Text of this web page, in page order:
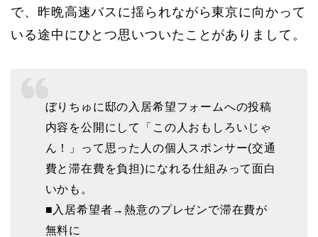
で、昨晩高速バスに揺られながら東京に向かって
いる途中にひとつ思いついたことがありまして。
ぼりちゅに邸の入居希望フォームへの投稿
内容を公開にして「この人おもしろいじゃ
ん！」って思った人の個人スポンサー(交通
費と滞在費を負担)になれる仕組みって面白
いかも。
■入居希望者→熱意のプレゼンで滞在費が
無料に